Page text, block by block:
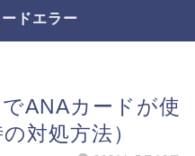
ドエラー
ANAカードが使
対処方法）